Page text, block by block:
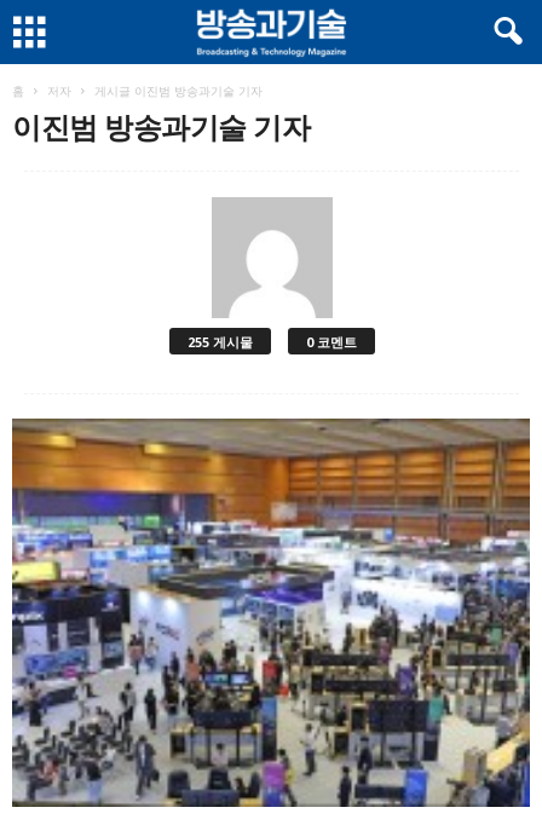
홈 저자 게시글 이진범 방송과기술 기자
이진범 방송과기술 기자
255 게시물 0 코멘트